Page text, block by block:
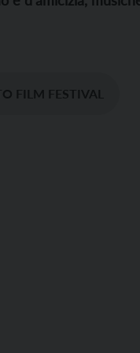
FILM FESTIVAL